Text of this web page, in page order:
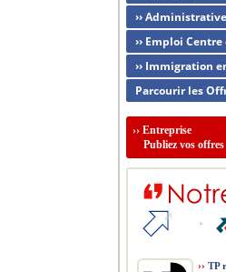
›› Administrative
›› Emploi
›› Immigration
Parcourir les
›› Entreprise
Publiez vos
›› TP